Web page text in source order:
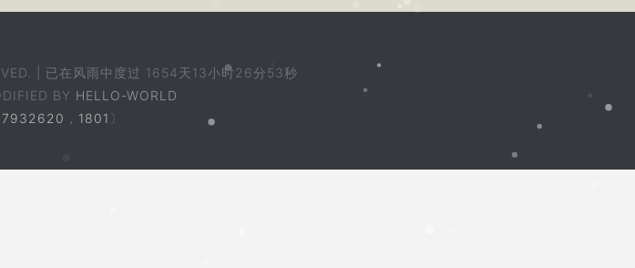
| 已在风雨中度过 1654天13小时26分54秒
BY HELLO-WORLD
7932620 ， 1801 〕